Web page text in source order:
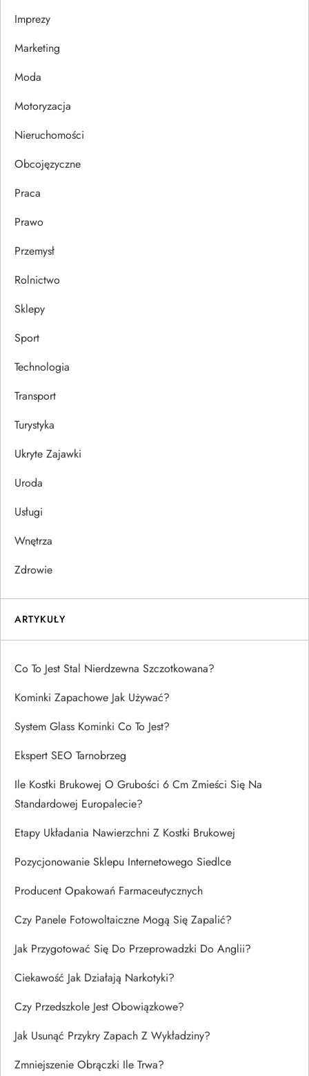
a
w
p
u
Imprezy
Marketing
Moda
Motoryzacja
Nieruchomości
Obcojęzyczne
Praca
Prawo
Przemysł
Rolnictwo
Sklepy
Sport
Technologia
Transport
Turystyka
Ukryte Zajawki
Uroda
Usługi
Wnętrza
Zdrowie
ARTYKUŁY
Co To Jest Stal Nierdzewna Szczotkowana?
Kominki Zapachowe Jak Używać?
System Glass Kominki Co To Jest?
Ekspert SEO Tarnobrzeg
Ile Kostki Brukowej O Grubości 6 Cm Zmieści Się Na
Standardowej Europalecie?
Etapy Układania Nawierzchni Z Kostki Brukowej
Pozycjonowanie Sklepu Internetowego Siedlce
Producent Opakowań Farmaceutycznych
Czy Panele Fotowoltaiczne Mogą Się Zapalić?
Jak Przygotować Się Do Przeprowadzki Do Anglii?
Ciekawość Jak Działają Narkotyki?
Czy Przedszkole Jest Obowiązkowe?
Jak Usunąć Przykry Zapach Z Wykładziny?
Zmniejszenie Obrączki Ile Trwa?